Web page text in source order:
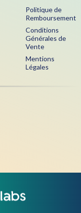
Politique de
Remboursement
Conditions
Générales de
Vente
Mentions
Légales